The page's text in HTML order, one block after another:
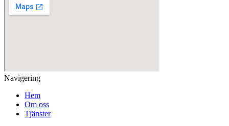
Navigering
Hem
Om oss
Tjänster